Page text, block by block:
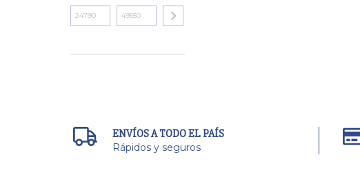
ENVÍOS A TODO EL PAÍS
Rápidos y seguros